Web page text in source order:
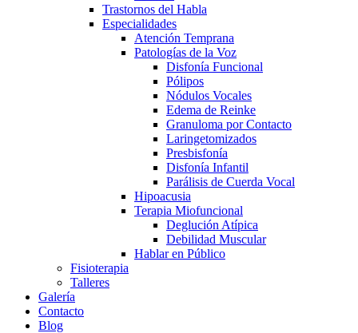
Trastornos del Habla
Especialidades
Atención Temprana
Patologías de la Voz
Disfonía Funcional
Pólipos
Nódulos Vocales
Edema de Reinke
Granuloma por Contacto
Laringetomizados
Presbisfonía
Disfonía Infantil
Parálisis de Cuerda Vocal
Hipoacusia
Terapia Miofuncional
Deglución Atípica
Debilidad Muscular
Hablar en Público
Fisioterapia
Talleres
Galería
Contacto
Blog